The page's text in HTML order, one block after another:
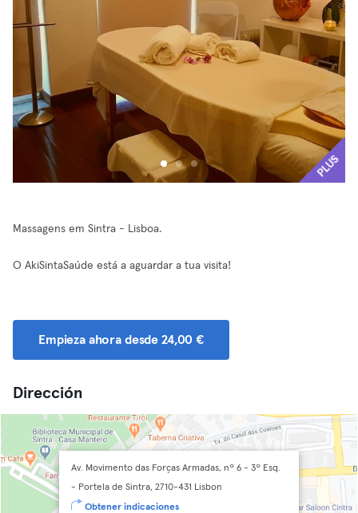
PLUS
Massagens em Sintra - Lisboa.
O AkiSintaSaúde está a aguardar a tua visita!
Empieza ahora desde 24,00 €
Dirección
Av. Movimento das Forças Armadas, nº 6 - 3º Esq.
- Portela de Sintra, 2710-431 Lisbon
Obtener indicaciones